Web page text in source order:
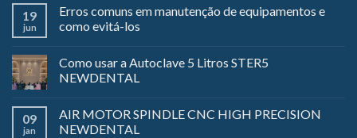
19
jun
Erros comuns em manutenção de equipamentos e
como evitá-los
Como usar a Autoclave 5 Litros STER5
NEWDENTAL
09
jan
AIR MOTOR SPINDLE CNC HIGH PRECISION
NEWDENTAL